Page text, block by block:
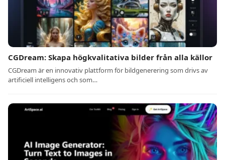
CGDream: Skapa högkvalitativa bilder från alla källor
CGDream är en innovativ plattform för bildgenerering som drivs av
artificiell intelligens och som…